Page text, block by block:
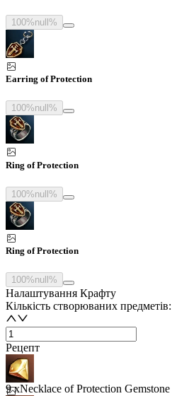
100%null%
Earring of Protection
100%null%
Ring of Protection
100%null%
Ring of Protection
100%null%
Налаштування Крафту
Кількість створюваних предметів:
Рецепт
9 xNecklace of Protection Gemstone